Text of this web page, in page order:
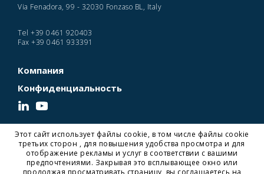
Via Fenadora, 99 - 32030 Fonzaso BL, Italy
Tel +39 0461 920403
Fax +39 0461 933391
Компания
Конфиденциальность
© 2026 Gambarotta Gschwendt | Advanced Conveyor Technology | P. IVA
IT01716450224
Designed and Developed by Noonic
Этот сайт использует файлы cookie, в том числе файлы cookie
третьих сторон , для повышения удобства просмотра и для
отображение рекламы и услуг в соответствии с вашими
предпочтениями. Закрывая это всплывающее окно или
продолжая просматривать страницу, вы соглашаетесь на